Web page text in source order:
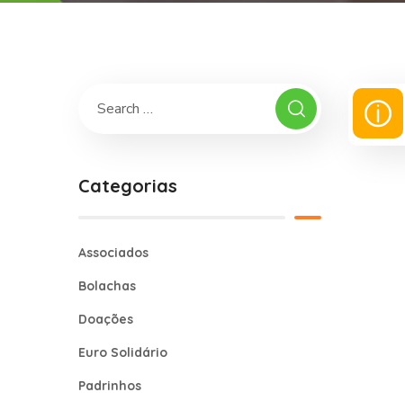
Categorias
Associados
Bolachas
Doações
Euro Solidário
Padrinhos